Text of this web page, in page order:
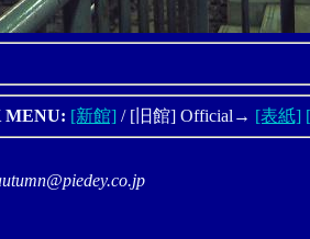
MENU: [新館] / [旧館] Official→ [表紙]